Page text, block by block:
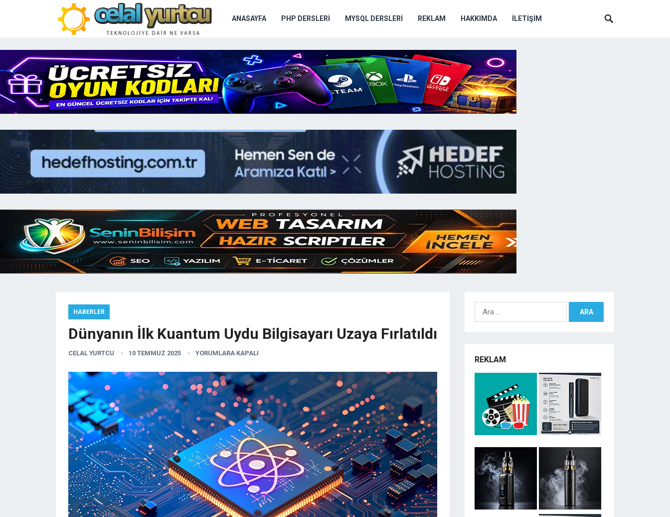
ANASAYFA PHP DERSLERI MYSQL DERSLERI REKLAM HAKKIMDA İLETIŞIM
HABERLER
Dünyanın İlk Kuantum Uydu Bilgisayarı Uzaya Fırlatıldı
CELAL YURTCU 10 TEMMUZ 2025 YORUMLARA KAPALI
Arama:
REKLAM